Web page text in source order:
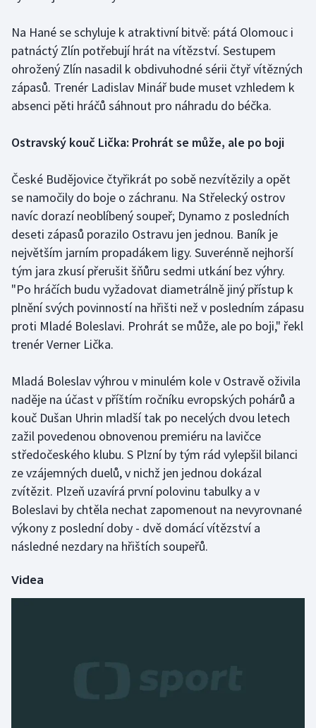
Na Hané se schyluje k atraktivní bitvě: pátá Olomouc i
patnáctý Zlín potřebují hrát na vítězství. Sestupem
ohrožený Zlín nasadil k obdivuhodné sérii čtyř vítězných
zápasů. Trenér Ladislav Minář bude muset vzhledem k
absenci pěti hráčů sáhnout pro náhradu do béčka.
Ostravský kouč Lička: Prohrát se může, ale po boji
České Budějovice čtyřikrát po sobě nezvítězily a opět
se namočily do boje o záchranu. Na Střelecký ostrov
navíc dorazí neoblíbený soupeř; Dynamo z posledních
deseti zápasů porazilo Ostravu jen jednou. Baník je
největším jarním propadákem ligy. Suverénně nejhorší
tým jara zkusí přerušit šňůru sedmi utkání bez výhry.
"Po hráčích budu vyžadovat diametrálně jiný přístup k
plnění svých povinností na hřišti než v posledním zápasu
proti Mladé Boleslavi. Prohrát se může, ale po boji," řekl
trenér Verner Lička.
Mladá Boleslav výhrou v minulém kole v Ostravě oživila
naděje na účast v příštím ročníku evropských pohárů a
kouč Dušan Uhrin mladší tak po necelých dvou letech
zažil povedenou obnovenou premiéru na lavičce
středočeského klubu. S Plzní by tým rád vylepšil bilanci
ze vzájemných duelů, v nichž jen jednou dokázal
zvítězit. Plzeň uzavírá první polovinu tabulky a v
Boleslavi by chtěla nechat zapomenout na nevyrovnané
výkony z poslední doby - dvě domácí vítězství a
následné nezdary na hřištích soupeřů.
Videa